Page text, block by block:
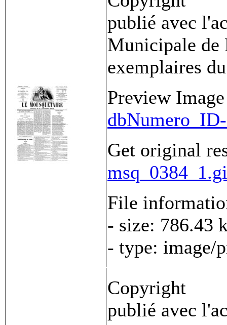
publié avec
Municipale de
exemplaires
Preview Image
Get original
File
- size: 786.43
- type: image/
Copyright
publié avec